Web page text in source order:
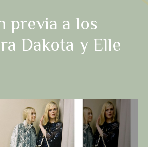
previa a los
Dakota y Elle